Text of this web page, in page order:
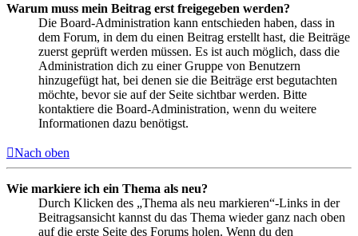
Warum muss mein Beitrag erst freigegeben werden?
Die Board-Administration kann entschieden haben, dass in
dem Forum, in dem du einen Beitrag erstellt hast, die Beiträge
zuerst geprüft werden müssen. Es ist auch möglich, dass die
Administration dich zu einer Gruppe von Benutzern
hinzugefügt hat, bei denen sie die Beiträge erst begutachten
möchte, bevor sie auf der Seite sichtbar werden. Bitte
kontaktiere die Board-Administration, wenn du weitere
Informationen dazu benötigst.
Nach oben
Wie markiere ich ein Thema als neu?
Durch Klicken des „Thema als neu markieren“-Links in der
Beitragsansicht kannst du das Thema wieder ganz nach oben
auf die erste Seite des Forums holen. Wenn du den